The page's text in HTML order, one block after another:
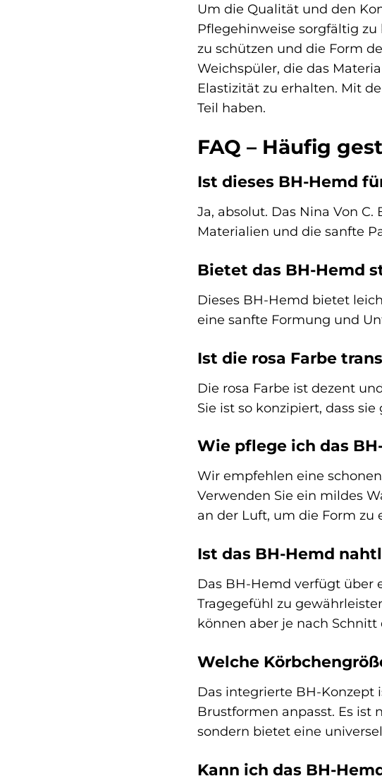
Um die Qualität und den
Pflegehinweise sorgfältig
zu schützen und die Form
Weichspüler, die das
Elastizität zu erhalten. Mit
Teil haben.
FAQ – Häufig
Ist dieses BH-Hemd
Ja, absolut. Das Nina Von
Materialien und die sanfte
Bietet das BH-Hemd
Dieses BH-Hemd bietet
eine sanfte Formung und
Ist die rosa Farbe
Die rosa Farbe ist dezent
Sie ist so konzipiert, dass
Wie pflege ich das
Wir empfehlen eine
Verwenden Sie ein mildes
an der Luft, um die Form zu
Ist das BH-Hemd
Das BH-Hemd verfügt über
Tragegefühl zu
können aber je nach
Welche
Das integrierte BH-Konzept
Brustformen anpasst. Es ist
sondern bietet eine
Kann ich das BH-